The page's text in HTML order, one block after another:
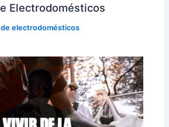
Electrodomésticos
electrodomésticos